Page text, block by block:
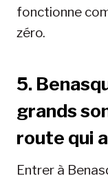
fonctionne
zéro.
5.
grands
route qui
Entrer à